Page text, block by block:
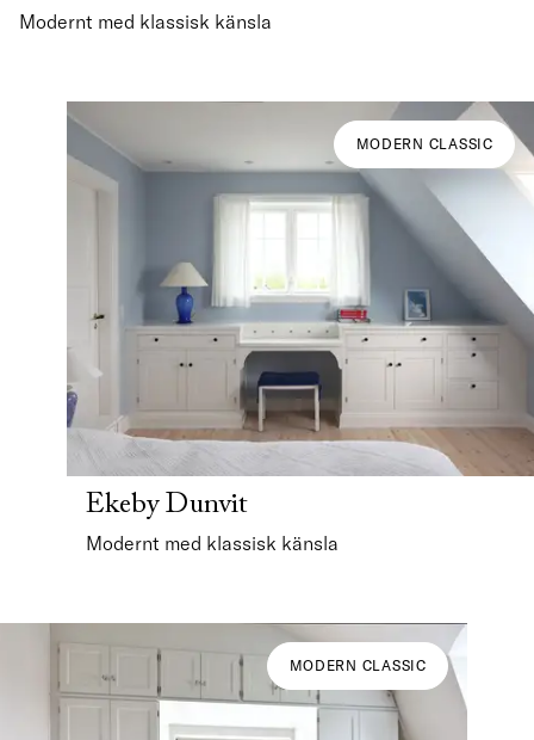
Modernt med klassisk känsla
MODERN CLASSIC
Ekeby Dunvit
Modernt med klassisk känsla
MODERN CLASSIC